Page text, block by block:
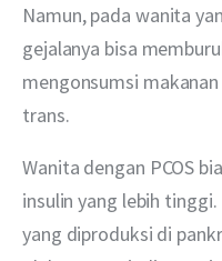
Namun, pada wanita
gejalanya bisa
mengonsumsi
trans.
Wanita dengan PCOS
insulin yang lebih
yang diproduksi di